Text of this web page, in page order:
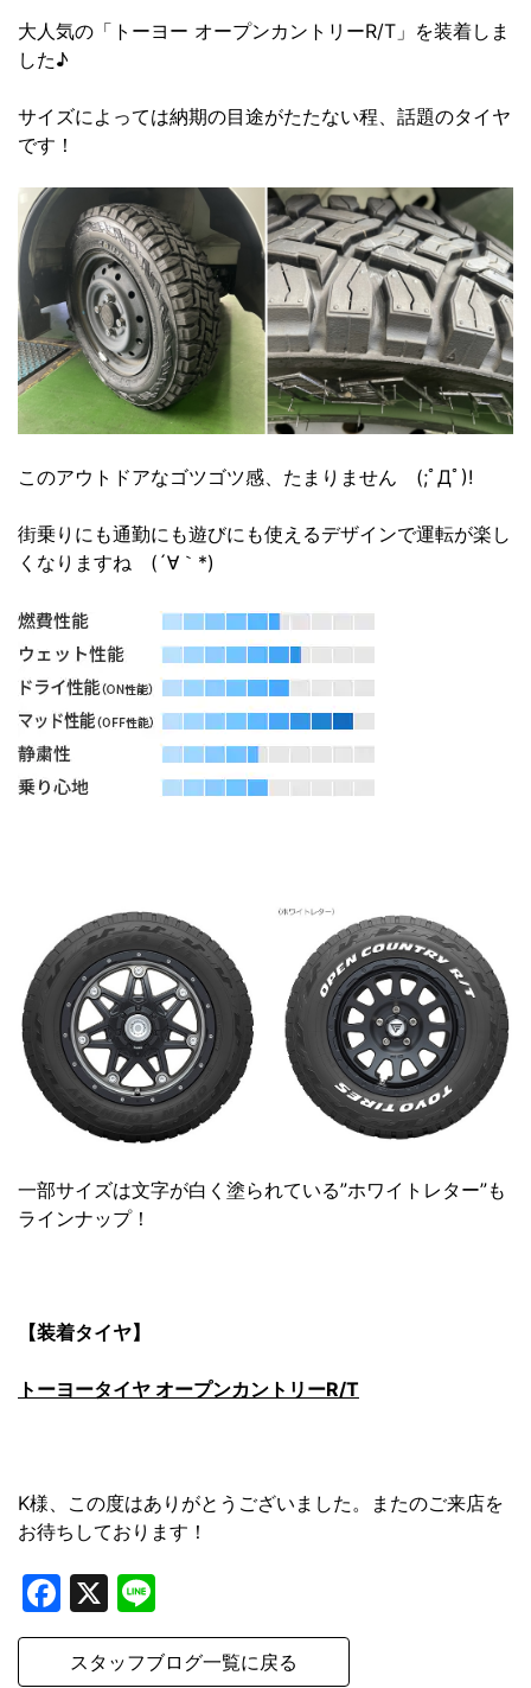
大人気の「トーヨー オープンカントリーR/T」を装着しま
した♪
サイズによっては納期の目途がたたない程、話題のタイヤ
です！
このアウトドアなゴツゴツ感、たまりません (;ﾟДﾟ)!
街乗りにも通勤にも遊びにも使えるデザインで運転が楽し
くなりますね (´∀｀*)
一部サイズは文字が白く塗られている”ホワイトレター”も
ラインナップ！
【装着タイヤ】
トーヨータイヤ オープンカントリーR/T
K様、この度はありがとうございました。またのご来店を
お待ちしております！
Facebook
X
スタッフブログ一覧に戻る